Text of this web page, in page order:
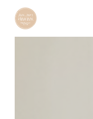
Cookies beheer paneel